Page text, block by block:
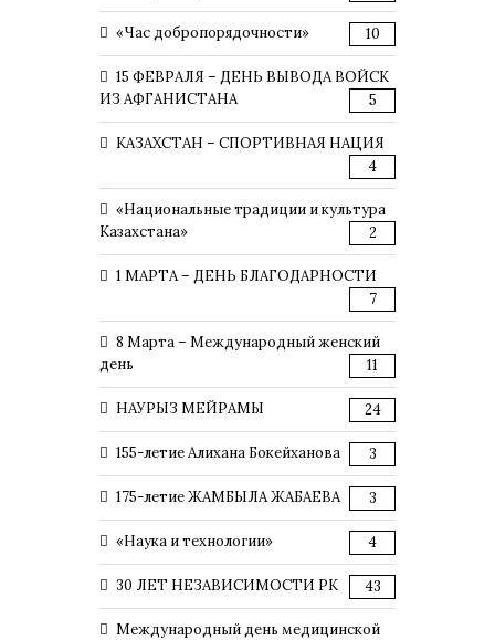
«Час добропорядочности» 10
15 ФЕВРАЛЯ – ДЕНЬ ВЫВОДА ВОЙСК
ИЗ АФГАНИСТАНА
5
КАЗАХСТАН – СПОРТИВНАЯ НАЦИЯ
4
«Национальные традиции и культура
Казахстана»
2
1 МАРТА – ДЕНЬ БЛАГОДАРНОСТИ
7
8 Марта – Международный женский
день
11
НАУРЫЗ МЕЙРАМЫ 24
155-летие Алихана Бокейханова 3
175-летие ЖАМБЫЛА ЖАБАЕВА 3
«Наука и технологии» 4
30 ЛЕТ НЕЗАВИСИМОСТИ РК 43
Международный день медицинской